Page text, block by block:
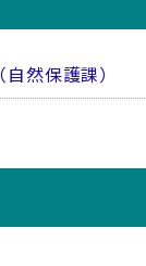
然保護課）